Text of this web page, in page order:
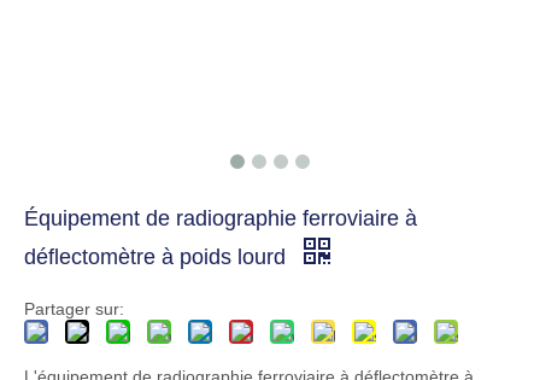
Équipement de radiographie ferroviaire à
déflectomètre à poids lourd
Partager sur: